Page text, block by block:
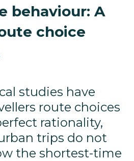
behaviour: A
choice
studies have
route choices
rationality,
trips do not
the shortest-time